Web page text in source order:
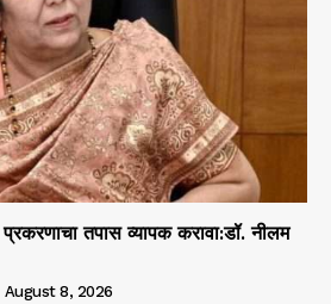
तपास व्यापक करावा:डॉ. नीलम
August 8, 2026